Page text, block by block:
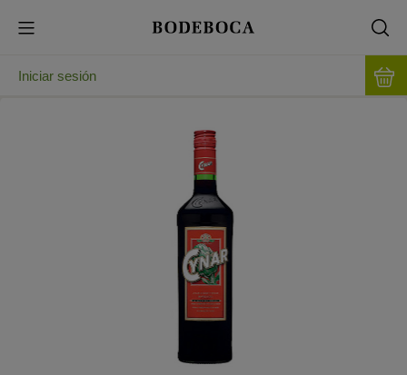
Iniciar sesión